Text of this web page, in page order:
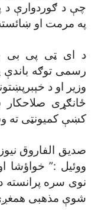
چې د ګوردوارې د
په مرمت او ښائسته کولو ١١ لکه روپۍ
د اى ټى پى بى
وزير او د
ځانګړى
کښې کميونټى ته
صديق الفاروق
ووئيل :” خواؤشا
نوى سره پرانسته د
شوې مذهبى